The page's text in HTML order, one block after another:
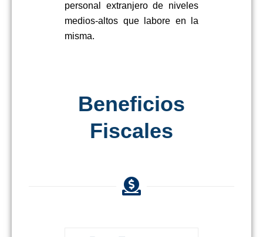
personal extranjero de niveles
medios-altos que labore en la
misma.
Beneficios
Fiscales